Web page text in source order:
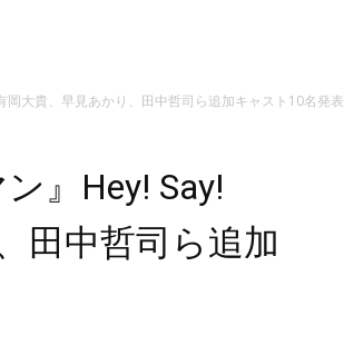
岡大貴、早見あかり、田中哲司ら追加キャスト10名発表
』Hey! Say!
田中哲司ら追加